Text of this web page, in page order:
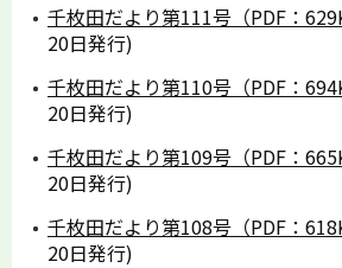
千枚田だより第111号（PDF：
20日発行)
千枚田だより第110号（PDF：
20日発行)
千枚田だより第109号（PDF：
20日発行)
千枚田だより第108号（PDF：
20日発行)